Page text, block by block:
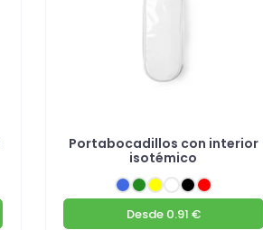
Portabocadillos con interior
isotémico
Desde0.91 €